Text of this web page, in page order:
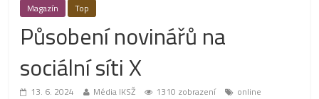
Magazín Top
Působení novinářů na
sociální síti X
13. 6. 2024 Média IKSŽ 1310 zobrazení
online